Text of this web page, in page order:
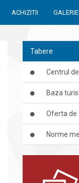
ACHIZITII
Tabere
Centrul
Baza
Oferta de
Norme